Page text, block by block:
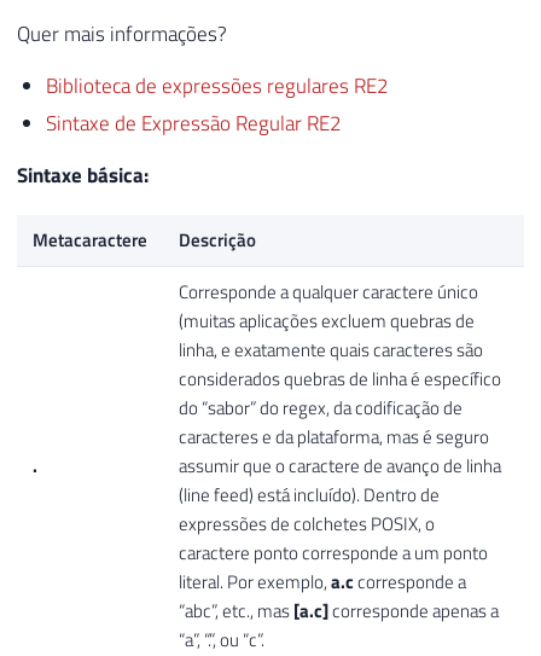
Quer mais informações?
Biblioteca de expressões regulares RE2
Sintaxe de Expressão Regular RE2
Sintaxe básica:
Metacaractere Descrição
.
Corresponde a qualquer caractere único
(muitas aplicações excluem quebras de
linha, e exatamente quais caracteres são
considerados quebras de linha é específico
do “sabor” do regex, da codificação de
caracteres e da plataforma, mas é seguro
assumir que o caractere de avanço de linha
(line feed) está incluído). Dentro de
expressões de colchetes POSIX, o
caractere ponto corresponde a um ponto
literal. Por exemplo,a.ccorresponde a
“abc”, etc., mas[a.c]corresponde apenas a
“a”, “.”, ou “c”.